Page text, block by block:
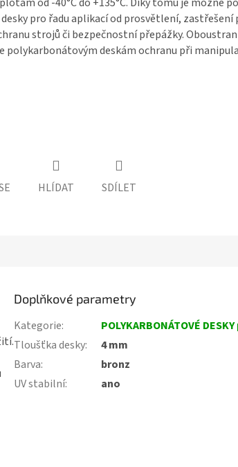
pro řadu aplikací od prosvětlení, zastřešení
strojů či bezpečnostní přepážky.
polykarbonátovým deskámochranu při
HLÍDAT SDÍLET
Doplňkové parametry
Kategorie:
POLYKARBONÁTOVÉ
Tloušťka desky:
4 mm
Barva:
bronz
UV stabilní: ano